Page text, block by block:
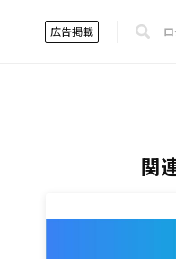
広告掲載
関